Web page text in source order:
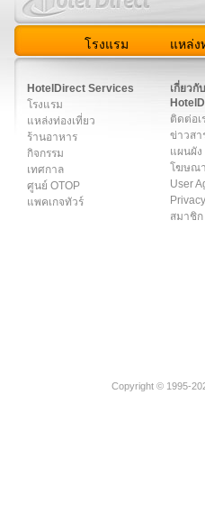
โรงแรม แหล่ง
HotelDirect Services
โรงแรม
แหล่งท่องเที่ยว
ร้านอาหาร
กิจกรรม
เทศกาล
ศูนย์ OTOP
แพคเกจทัวร์
เกี่ยวกั
ติดต่อเ
ข่าวสา
แผนผัง
โฆษณา
User
สมาชิก
Copyright © 1995-